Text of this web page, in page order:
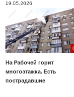
19.05.2026
На Рабочей горит
многоэтажка. Есть
пострадавшие